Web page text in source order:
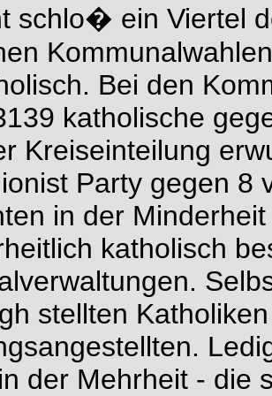
schlo� ein Viertel
Bei den
katholische
Kreiseinteilung
Party gegen 8
in der
katholisch
stellten
der Mehrheit - die